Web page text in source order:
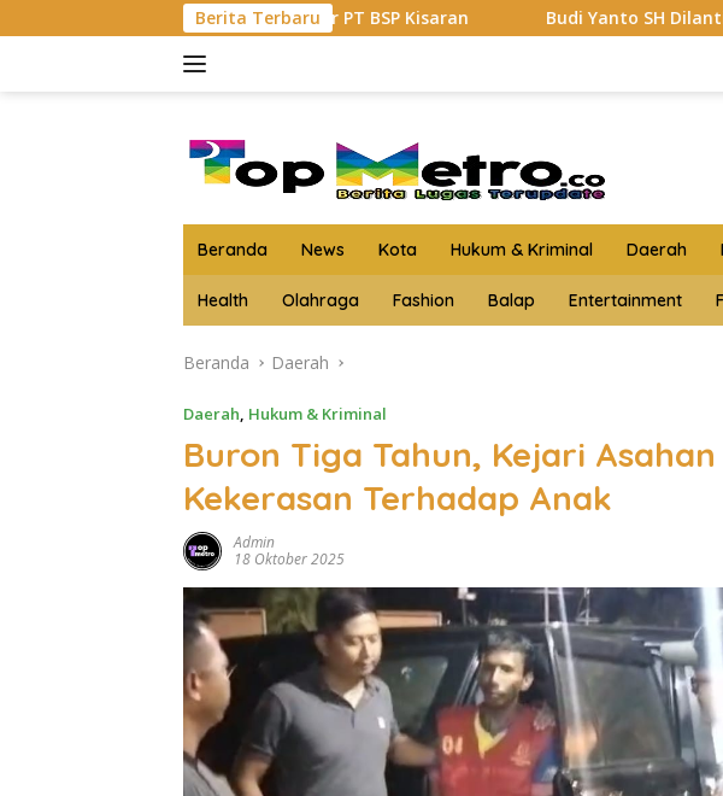
ke
Berita Terbaru
Geruduk Kantor PT BSP Kisaran Budi Yanto SH Dilantik Jadi Ketua
Beranda News Kota Hukum & Kriminal Daerah
Health Olahraga Fashion Balap Entertainment
Beranda Daerah
Daerah, Hukum & Kriminal
Buron Tiga Tahun, Kejari
Kekerasan Terhadap Anak
Admin
18 Oktober 2025